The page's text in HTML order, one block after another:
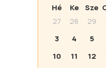
Hé
Ke Sze
27
28 29
3
4 5
10
11 12